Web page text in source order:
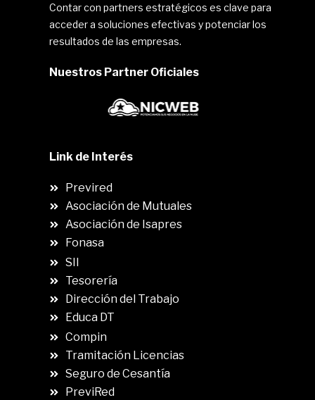
Contar con partners estratégicos es clave para
acceder a soluciones efectivas y potenciar los
resultados de las empresas.
Nuestros Partner Oficiales
Link de Interés
Previred
Asociación de Mutuales
Asociación de Isapres
Fonasa
SII
Tesorería
Dirección del Trabajo
Educa DT
Compin
Tramitación Licencias
Seguro de Cesantía
PreviRed